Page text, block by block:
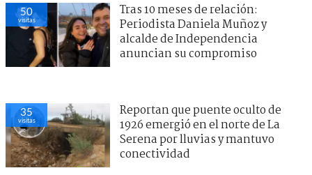
50
visitas
Tras 10 meses de relación:
Periodista Daniela Muñoz y
alcalde de Independencia
anuncian su compromiso
35
visitas
Reportan que puente oculto de
1926 emergió en el norte de La
Serena por lluvias y mantuvo
conectividad